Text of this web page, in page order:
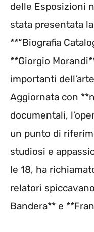
delle Esposizioni
stata presentata
**“Biografia
**Giorgio
importanti
Aggiornata con
documentali,
un punto di
studiosi e
le 18, ha
relatori
Bandera** e